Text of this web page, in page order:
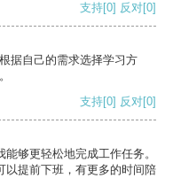
支持[0] 反对[0]
据自己的需求选择学习方
支持[0] 反对[0]
够更轻松地完成工作任务。
以提前下班，有更多的时间陪